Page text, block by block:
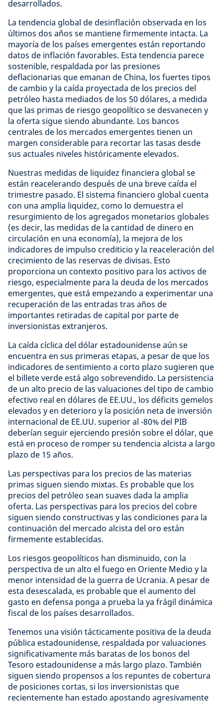
desarrollados.
La tendencia global de desinflación observada en los
últimos dos años se mantiene firmemente intacta. La
mayoría de los países emergentes están reportando
datos de inflación favorables. Esta tendencia parece
sostenible, respaldada por las presiones
deflacionarias que emanan de China, los fuertes tipos
de cambio y la caída proyectada de los precios del
petróleo hasta mediados de los 50 dólares, a medida
que las primas de riesgo geopolítico se desvanecen y
la oferta sigue siendo abundante. Los bancos
centrales de los mercados emergentes tienen un
margen considerable para recortar las tasas desde
sus actuales niveles históricamente elevados.
Nuestras medidas de liquidez financiera global se
están reacelerando después de una breve caída el
trimestre pasado. El sistema financiero global cuenta
con una amplia liquidez, como lo demuestra el
resurgimiento de los agregados monetarios globales
(es decir, las medidas de la cantidad de dinero en
circulación en una economía), la mejora de los
indicadores de impulso crediticio y la reaceleración del
crecimiento de las reservas de divisas. Esto
proporciona un contexto positivo para los activos de
riesgo, especialmente para la deuda de los mercados
emergentes, que está empezando a experimentar una
recuperación de las entradas tras años de
importantes retiradas de capital por parte de
inversionistas extranjeros.
La caída cíclica del dólar estadounidense aún se
encuentra en sus primeras etapas, a pesar de que los
indicadores de sentimiento a corto plazo sugieren que
el billete verde está algo sobrevendido. La persistencia
de un alto precio de las valuaciones del tipo de cambio
efectivo real en dólares de EE.UU., los déficits gemelos
elevados y en deterioro y la posición neta de inversión
internacional de EE.UU. superior al -80% del PIB
deberían seguir ejerciendo presión sobre el dólar, que
está en proceso de romper su tendencia alcista a largo
plazo de 15 años.
Las perspectivas para los precios de las materias
primas siguen siendo mixtas. Es probable que los
precios del petróleo sean suaves dada la amplia
oferta. Las perspectivas para los precios del cobre
siguen siendo constructivas y las condiciones para la
continuación del mercado alcista del oro están
firmemente establecidas.
Los riesgos geopolíticos han disminuido, con la
perspectiva de un alto el fuego en Oriente Medio y la
menor intensidad de la guerra de Ucrania. A pesar de
esta desescalada, es probable que el aumento del
gasto en defensa ponga a prueba la ya frágil dinámica
fiscal de los países desarrollados.
Tenemos una visión tácticamente positiva de la deuda
pública estadounidense, respaldada por valuaciones
significativamente más baratas de los bonos del
Tesoro estadounidense a más largo plazo. También
siguen siendo propensos a los repuntes de cobertura
de posiciones cortas, si los inversionistas que
recientemente han estado apostando agresivamente